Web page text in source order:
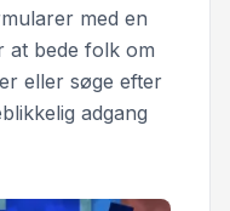
med en
at bede folk om
eller søge efter
adgang